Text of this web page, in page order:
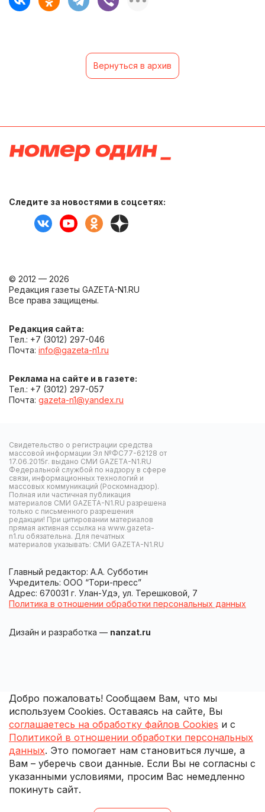
Вернуться в архив
Следите за новостями в соцсетях:
© 2012 — 2026
Редакция газеты GAZETA-N1.RU
Все права защищены.
Редакция сайта:
Тел.: +7 (3012) 297-046
Почта: info@gazeta-n1.ru
Реклама на сайте и в газете:
Тел.: +7 (3012) 297-057
Почта: gazeta-n1@yandex.ru
Свидетельство о регистрации средства
массовой информации Эл №ФС77-62128 от
17.06.2015г. выдано СМИ GAZETA-N1.RU
Федеральной службой по надзору в сфере
связи, информационных технологий и
массовых коммуникаций (Роскомнадзор).
Полная или частичная публикация
материалов СМИ GAZETA-N1.RU разрешена
только с письменного разрешения
редакции! При цитировании материалов
прямая активная ссылка на www.gazeta-
n1.ru обязательна. Для печатных
материалов указывать: СМИ GAZETA-N1.RU
Главный редактор: А.А. Субботин
Учредитель: ООО “Тори-пресс”
Адрес: 670031 г. Улан-Удэ, ул. Терешковой, 7
Политика в отношении обработки персональных данных
Дизайн и разработка — nanzat.ru
Добро пожаловать! Сообщаем Вам, что мы
используем Cookies. Оставаясь на сайте, Вы
соглашаетесь на обработку файлов Cookies и с
Политикой в отношении обработки персональных
данных. Это помогает нам становиться лучше, а
Вам – уберечь свои данные. Если Вы не согласны с
указанными условиями, просим Вас немедленно
покинуть сайт.